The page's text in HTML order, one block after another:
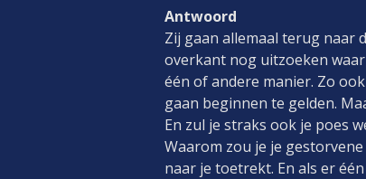
Antwoord
Zij gaan allemaal terug naar
overkant nog uitzoeken
één of andere manier. Zo
gaan beginnen te gelden.
En zul je straks ook je poes
Waarom zou je je
naar je toetrekt. En als er